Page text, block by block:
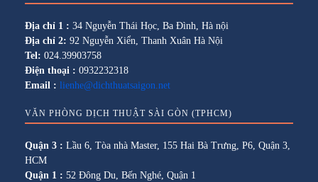
Địa chỉ 1 : 34 Nguyễn Thái Học, Ba Đình, Hà nội
Địa chỉ 2: 92 Nguyễn Xiển, Thanh Xuân Hà Nội
Tel: 024.39903758
Điện thoại : 0932232318
Email : lienhe@dichthuatsaigon.net
VĂN PHÒNG DỊCH THUẬT SÀI GÒN (TPHCM)
Quận 3 : Lầu 6, Tòa nhà Master, 155 Hai Bà Trưng, P6, Quận 3,
HCM
Quận 1 : 52 Đông Du, Bến Nghé, Quận 1